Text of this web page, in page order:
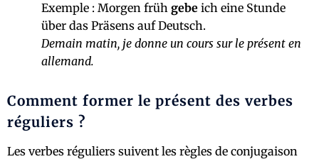
Exemple : Morgen früh gebe ich eine Stunde
über das Präsens auf Deutsch.
Demain matin, je donne un cours sur le présent en
allemand.
Comment former le présent des verbes
réguliers ?
Les verbes réguliers suivent les règles de conjugaison